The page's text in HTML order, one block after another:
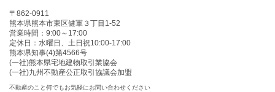
〒862-0911
熊本県熊本市東区健軍３丁目1-52
営業時間：9:00～17:00
定休日：水曜日、土日祝10:00‐17:00
熊本県知事(4)第4566号
(一社)熊本県宅地建物取引業協会
(一社)九州不動産公正取引協議会加盟
不動産のこと何でもお気軽にお問い合わせください